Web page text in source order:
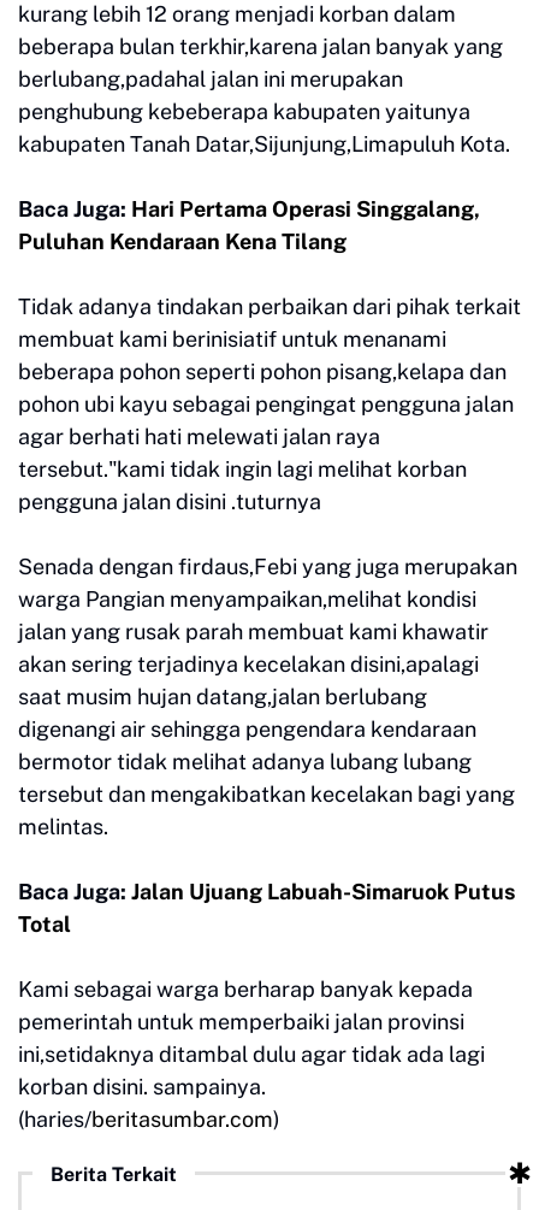
kurang lebih 12 orang menjadi korban dalam
beberapa bulan terkhir,karena jalan banyak yang
berlubang,padahal jalan ini merupakan
penghubung kebeberapa kabupaten yaitunya
kabupaten Tanah Datar,Sijunjung,Limapuluh Kota.
Baca Juga: Hari Pertama Operasi Singgalang,
Puluhan Kendaraan Kena Tilang
Tidak adanya tindakan perbaikan dari pihak terkait
membuat kami berinisiatif untuk menanami
beberapa pohon seperti pohon pisang,kelapa dan
pohon ubi kayu sebagai pengingat pengguna jalan
agar berhati hati melewati jalan raya
tersebut."kami tidak ingin lagi melihat korban
pengguna jalan disini .tuturnya
Senada dengan firdaus,Febi yang juga merupakan
warga Pangian menyampaikan,melihat kondisi
jalan yang rusak parah membuat kami khawatir
akan sering terjadinya kecelakan disini,apalagi
saat musim hujan datang,jalan berlubang
digenangi air sehingga pengendara kendaraan
bermotor tidak melihat adanya lubang lubang
tersebut dan mengakibatkan kecelakan bagi yang
melintas.
Baca Juga: Jalan Ujuang Labuah-Simaruok Putus
Total
Kami sebagai warga berharap banyak kepada
pemerintah untuk memperbaiki jalan provinsi
ini,setidaknya ditambal dulu agar tidak ada lagi
korban disini. sampainya.
(haries/beritasumbar.com)
Berita Terkait